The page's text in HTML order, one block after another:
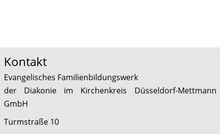
Kontakt
Evangelisches Familienbildungswerk
der Diakonie im Kirchenkreis Düsseldorf-Mettmann
GmbH
Turmstraße 10